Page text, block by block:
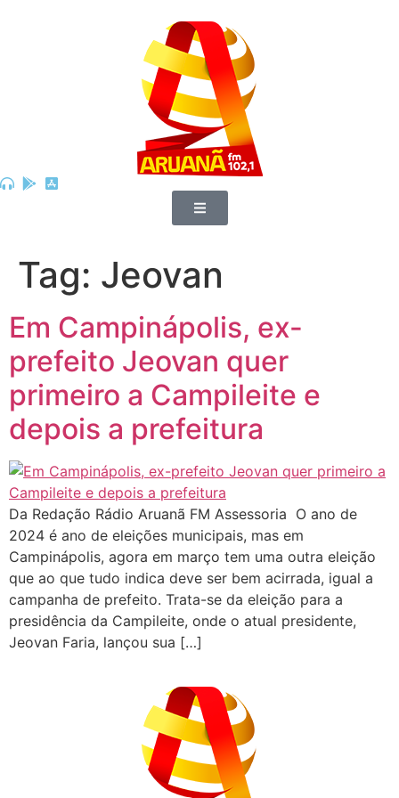
Tag: Jeovan
Em Campinápolis, ex-
prefeito Jeovan quer
primeiro a Campileite e
depois a prefeitura
Da Redação Rádio Aruanã FM Assessoria O ano de
2024 é ano de eleições municipais, mas em
Campinápolis, agora em março tem uma outra eleição
que ao que tudo indica deve ser bem acirrada, igual a
campanha de prefeito. Trata-se da eleição para a
presidência da Campileite, onde o atual presidente,
Jeovan Faria, lançou sua […]